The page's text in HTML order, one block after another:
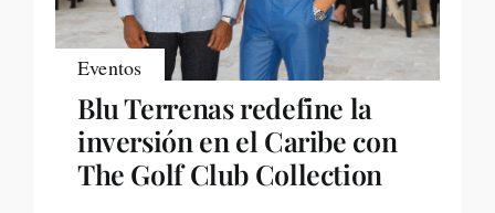
Eventos
Blu Terrenas redefine la
inversión en el Caribe con
The Golf Club Collection